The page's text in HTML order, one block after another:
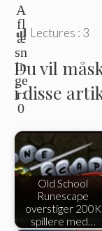
A
fl
æ
sn
in
ge
r:
0
Lectures : 3
Du vil
i disse
Old School
Runescape
overstiger 200K
spillere med…